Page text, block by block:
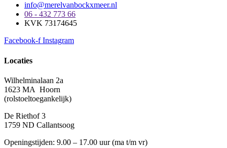
info@merelvanbockxmeer.nl
06 - 432 773 66
KVK 73174645
Facebook-f Instagram
Locaties
Wilhelminalaan 2a
1623 MA Hoorn
(rolstoeltoegankelijk)
De Riethof 3
1759 ND Callantsoog
Openingstijden: 9.00 – 17.00 uur (ma t/m vr)